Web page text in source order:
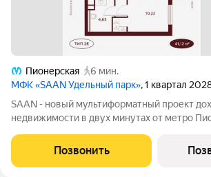
Пионерская
6 мин.
МФК «SAAN Удельный парк», 1 квартал
SAAN - новый мультиформатный проект
недвижимости в двух минутах от метро
представлены различные варианты: от
просторных резиденций с панорамными
Позвонить